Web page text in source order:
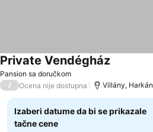
Pansion sa doručkom
Private Vendégház
/ Ocena nije dostupna Villány,
Izaberi datume da bi se prikazale
tačne cene